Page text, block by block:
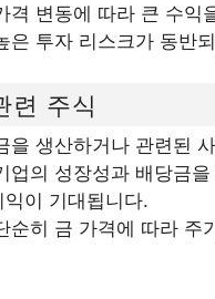
격 변동에 따라 큰 수익
은 투자 리스크가 동반
련 주식
을 생산하거나 관련된
업의 성장성과 배당금
익이 기대됩니다.
순히 금 가격에 따라 주